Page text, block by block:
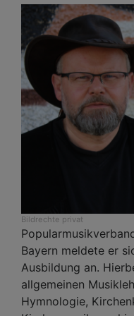
Bildrechte privat
Bayern meldete er
Ausbildung an.
allgemeinen
Hymnologie,